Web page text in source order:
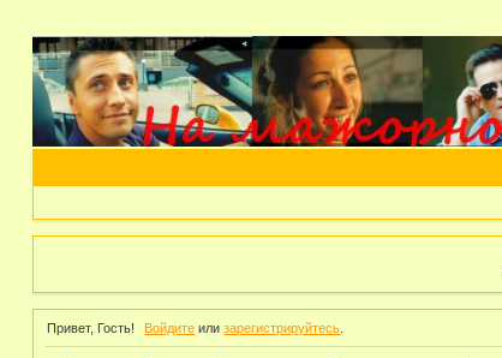
Привет, Гость! Войдите илизарегистрируйтесь